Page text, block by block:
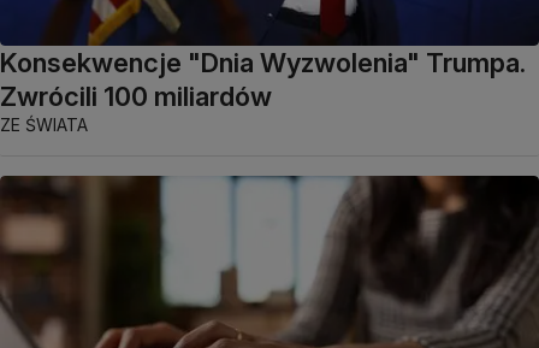
Konsekwencje "Dnia Wyzwolenia" Trumpa.
Zwrócili 100 miliardów
ZE ŚWIATA